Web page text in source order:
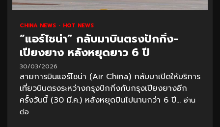
CHINA NEWS HOT NEWS
“แอร์ไชน่า” กลับมาบินตรงปักกิ่ง-
เปียงยาง หลังหยุดยาว 6 ปี
30/03/2026
สายการบินแอร์ไชน่า (Air China) กลับมาเปิดให้บริการ
เที่ยวบินตรงระหว่างกรุงปักกิ่งกับกรุงเปียงยางอีก
ครั้งวันนี้ (30 มี.ค.) หลังหยุดบินไปนานกว่า 6 ปี... อ่าน
ต่อ